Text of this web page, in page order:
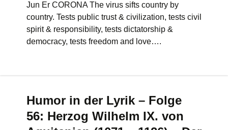
Jun Er CORONA The virus sifts country by
country. Tests public trust & civilization, tests civil
spirit & responsibility, tests dictatorship &
democracy, tests freedom and love….
Humor in der Lyrik – Folge
56: Herzog Wilhelm IX. von